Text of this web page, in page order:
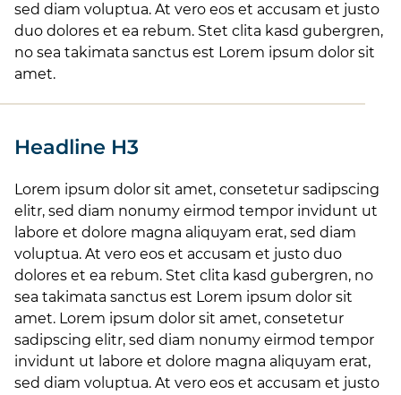
sed diam voluptua. At vero eos et accusam et justo
duo dolores et ea rebum. Stet clita kasd gubergren,
no sea takimata sanctus est Lorem ipsum dolor sit
amet.
Headline H3
Lorem ipsum dolor sit amet, consetetur sadipscing
elitr, sed diam nonumy eirmod tempor invidunt ut
labore et dolore magna aliquyam erat, sed diam
voluptua. At vero eos et accusam et justo duo
dolores et ea rebum. Stet clita kasd gubergren, no
sea takimata sanctus est Lorem ipsum dolor sit
amet. Lorem ipsum dolor sit amet, consetetur
sadipscing elitr, sed diam nonumy eirmod tempor
invidunt ut labore et dolore magna aliquyam erat,
sed diam voluptua. At vero eos et accusam et justo